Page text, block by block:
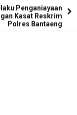
Penganiayaan
Kasat Reskrim
Polres Bantaeng